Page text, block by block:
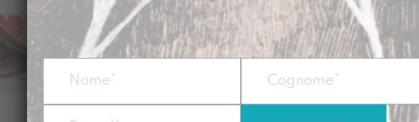
Vegan
Misura:14 x 24 x
Materiale: telo
Peso: circa 180 g.
Tasca interna